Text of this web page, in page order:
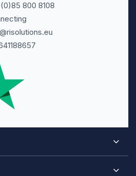
(0)85 800 8108